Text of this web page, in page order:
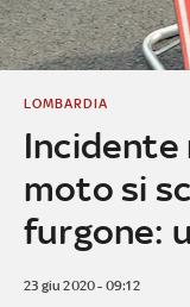
Incidente
moto si
furgone:
LOMBARDIA
23 giu 2020 - 09:12